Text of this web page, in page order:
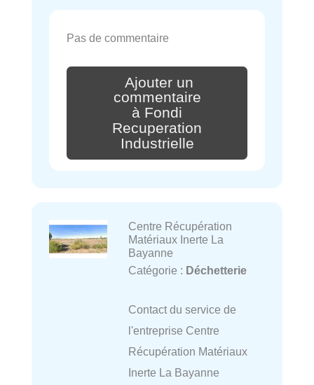
Pas de commentaire
Ajouter un
commentaire
à Fondi
Recuperation
Industrielle
Centre Récupération
Matériaux Inerte La
Bayanne
Catégorie : Déchetterie
Contact du service de
l'entreprise Centre
Récupération Matériaux
Inerte La Bayanne